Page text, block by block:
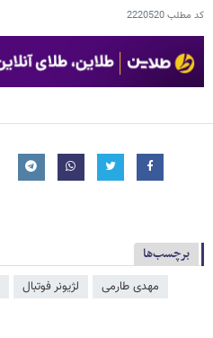
کد مطلب2220520
برچسب‌ها
مهدی طارمی لژیونر فوتبال